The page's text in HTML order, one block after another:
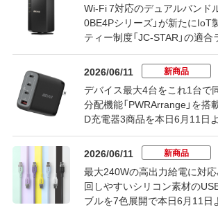
Wi-Fi 7対応のデュアルバンド
0BE4Pシリーズ」が新たにIoT
ティー制度「JC-STAR」の適
2026/06/11 新商品
デバイス最大4台をこれ1台で
分配機能「PWRArrange」を搭
D充電器3商品を本日6月11日
2026/06/11 新商品
最大240Wの高出力給電に対応
回しやすいシリコン素材の
ブルを7色展開で本日6月11日